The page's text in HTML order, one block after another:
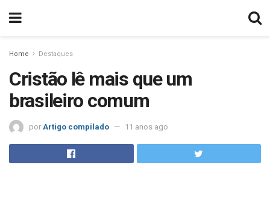
Home Destaques
Cristão lê mais que um
brasileiro comum
por Artigo compilado 11 anos ago